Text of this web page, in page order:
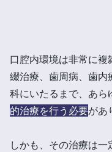
口腔内環境は非常に
綴治療、歯周病、歯内
科にいたるまで、あら
的治療を行う必要があ
しかも、その治療は